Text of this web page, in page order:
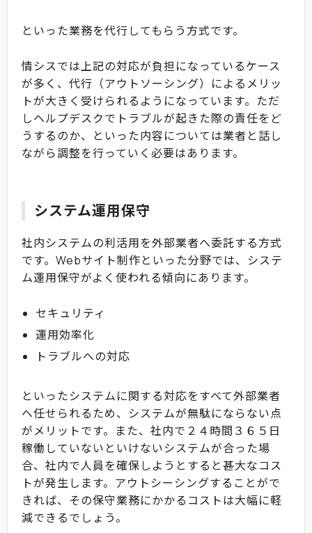
といった業務を代行してもらう方式です。
情シスでは上記の対応が負担になっているケース
が多く、代行（アウトソーシング）によるメリッ
トが大きく受けられるようになっています。ただ
しヘルプデスクでトラブルが起きた際の責任をど
うするのか、といった内容については業者と話し
ながら調整を行っていく必要はあります。
システム運用保守
社内システムの利活用を外部業者へ委託する方式
です。Webサイト制作といった分野では、システ
ム運用保守がよく使われる傾向にあります。
セキュリティ
運用効率化
トラブルへの対応
といったシステムに関する対応をすべて外部業者
へ任せられるため、システムが無駄にならない点
がメリットです。また、社内で２４時間３６５日
稼働していないといけないシステムが合った場
合、社内で人員を確保しようとすると甚大なコス
トが発生します。アウトシーシングすることがで
きれば、その保守業務にかかるコストは大幅に軽
減できるでしょう。